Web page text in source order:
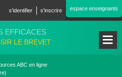
s'identifier s'inscrire espace enseignants
EFFICACES
LE BREVET
ABC en ligne